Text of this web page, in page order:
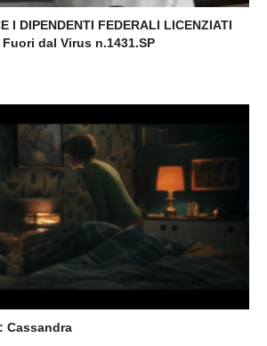
I DIPENDENTI FEDERALI LICENZIATI
Fuori dal Virus n.1431.SP
Cassandra